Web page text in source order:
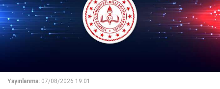
Yayınlanma: 07/08/2026 19:01